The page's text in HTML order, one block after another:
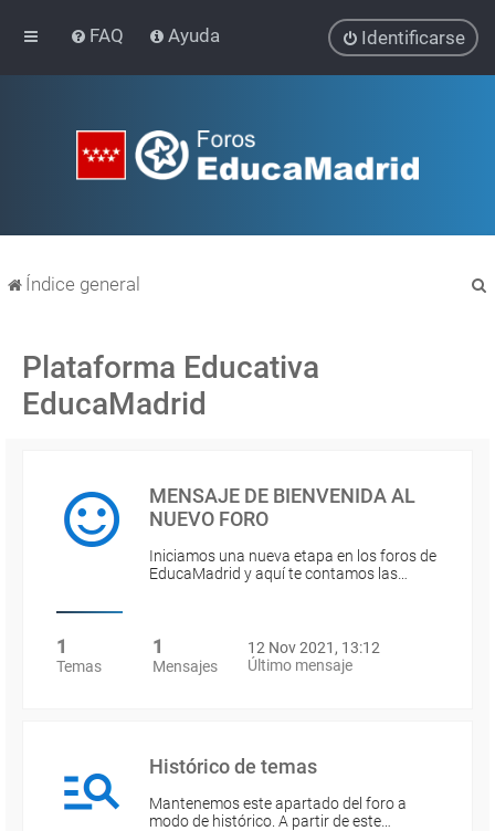
FAQ Ayuda Identificarse
Índice general
Plataforma Educativa
EducaMadrid
MENSAJE DE BIENVENIDA AL
NUEVO FORO
Iniciamos una nueva etapa en los foros de
EducaMadrid y aquí te contamos las…
1
Temas
1
Mensajes
12 Nov 2021, 13:12
Último mensaje
Histórico de temas
Mantenemos este apartado del foro a
modo de histórico. A partir de este…